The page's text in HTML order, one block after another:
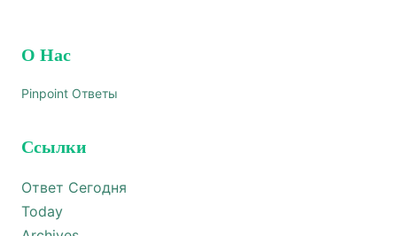
О Нас
Pinpoint Ответы
Ссылки
Ответ Сегодня
Today